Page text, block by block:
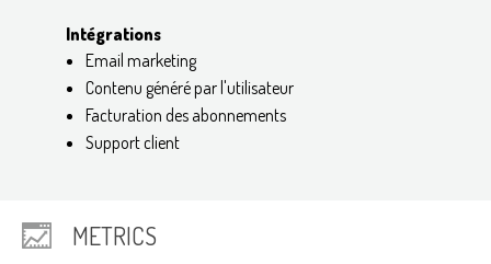
Intégrations
Email marketing
Contenu généré par l'utilisateur
Facturation des abonnements
Support client
METRICS